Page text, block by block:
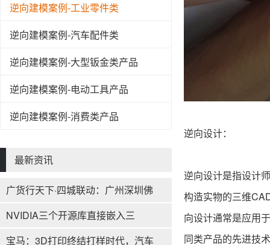
逆向建模案例-工业零件类
逆向建模案例-汽车配件类
逆向建模案例-大型钣金类产品
逆向建模案例-电动工具产品
逆向建模案例-消费类产品
最新资讯
广货行天下·四城联动：广州深圳佛
NVIDIA三个开源库直接嵌入三
宝马：3D打印终结打样时代，汽车
逆向设计：
逆向设计是指设计
构造实物的三维
向设计通常是应用
同类产品的先进技